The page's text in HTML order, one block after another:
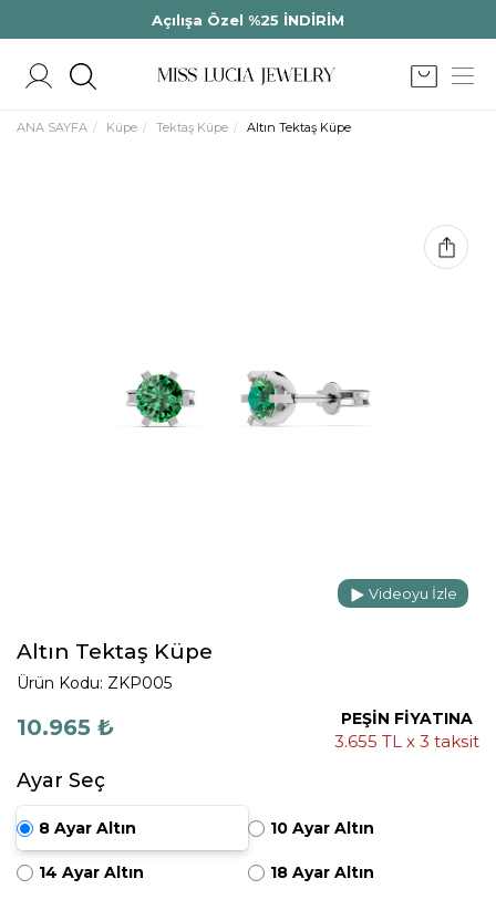
Açılışa Özel %25 İNDİRİM
ANA SAYFA Küpe Tektaş Küpe Altın Tektaş Küpe
Videoyu İzle
Altın Tektaş Küpe
Ürün Kodu: ZKP005
10.965 ₺ PEŞİN FİYATINA
3.655 TL x 3 taksit
Ayar Seç
8 Ayar Altın 10 Ayar Altın
14 Ayar Altın 18 Ayar Altın